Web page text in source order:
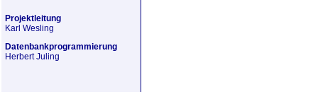
Projektleitung
Karl Wesling
Datenbankprogrammierung
Herbert Juling